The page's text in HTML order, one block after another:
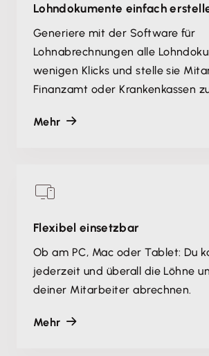
Lohndokumente einfach
Generiere mit der Software für
Lohnabrechnungen alle
wenigen Klicks und stelle sie
Finanzamt oder Krankenkassen
Mehr
Flexibel einsetzbar
Ob am PC, Mac oder Tablet: Du
jederzeit und überall die Löhne
deiner Mitarbeiter abrechnen.
Mehr